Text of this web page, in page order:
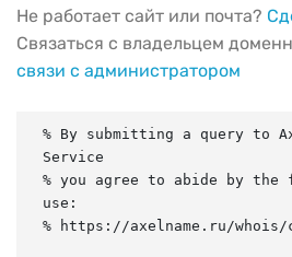
Не работает сайт или почта?
Связаться с владельцем
связи с администратором
% By submitting a query to
Service
% you agree to abide by
use:
% https://axelname.ru/